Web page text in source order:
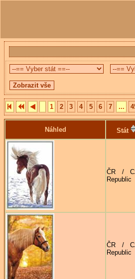
1 2 3 4 5 6 7 ...
Náhled Stát
ČR /
Republic
ČR /
Republic